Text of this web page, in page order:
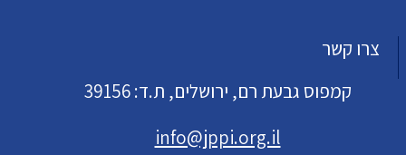
צרו קשר
קמפוס גבעת רם, ירושלים, ת.ד: 39156
info@jppi.org.il